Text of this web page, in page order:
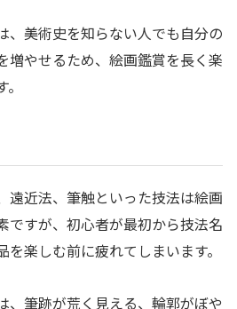
、美術史を知らない人でも自分の
増やせるため、絵画鑑賞を長く楽
遠近法、筆触といった技法は絵画
ですが、初心者が最初から技法名
楽しむ前に疲れてしまいます。
、筆跡が荒く見える、輪郭がぼや